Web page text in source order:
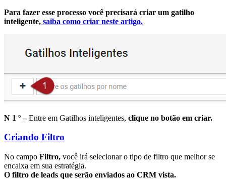
Para fazer esse processo você precisará criar um gatilho
inteligente, saiba como criar neste artigo.
N 1 º –Entre em Gatilhos inteligentes, clique no botão em criar.
Criando Filtro
No campo Filtro, você irá selecionar o tipo de filtro que melhor se
encaixa em sua estratégia.
O filtro de leads que serão enviados ao CRM vista.